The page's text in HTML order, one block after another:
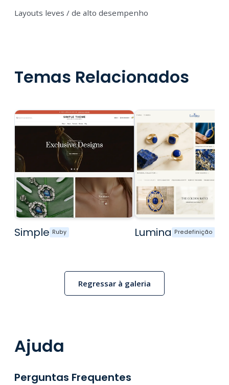
Layouts leves / de alto desempenho
Temas Relacionados
Simple Ruby Lumina Predefinição
Regressar à galeria
Ajuda
Perguntas Frequentes